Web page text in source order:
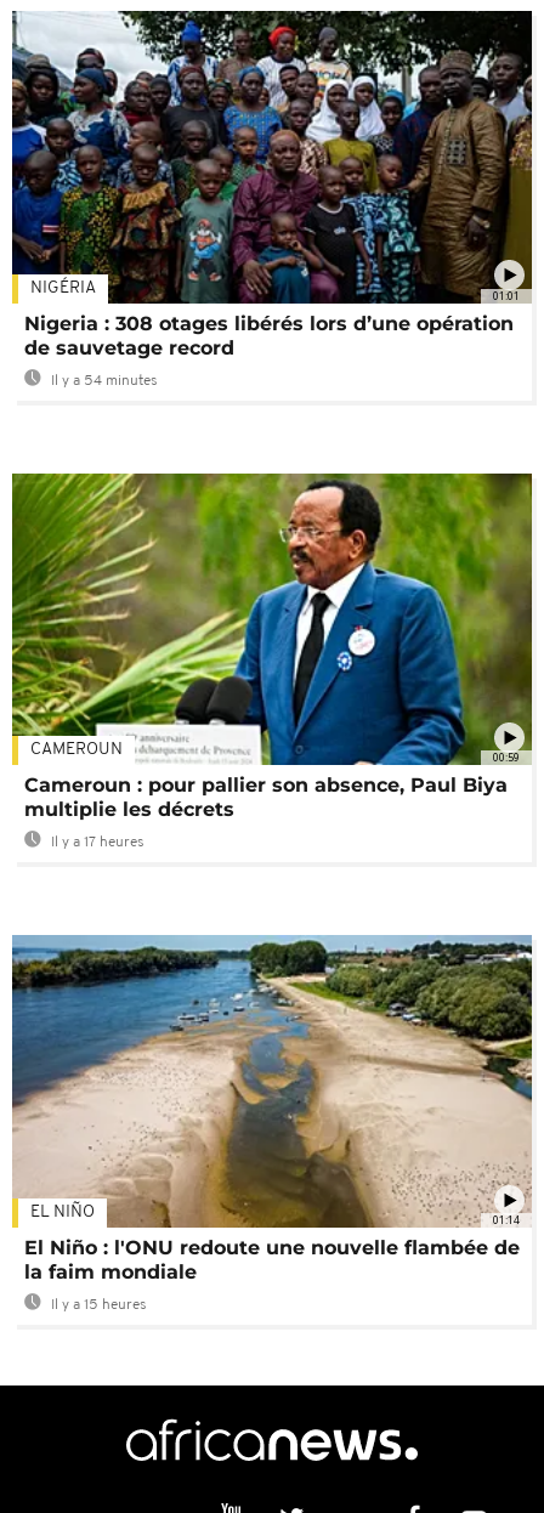
01:01
NIGÉRIA
Nigeria : 308 otages libérés lors d’une opération
de sauvetage record
Il y a 54 minutes
00:59
CAMEROUN
Cameroun : pour pallier son absence, Paul Biya
multiplie les décrets
Il y a 17 heures
01:14
EL NIÑO
El Niño : l'ONU redoute une nouvelle flambée de
la faim mondiale
Il y a 15 heures